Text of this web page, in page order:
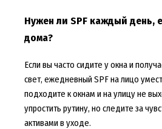
Нужен ли SPF каждый день,
дома?
Если вы часто сидите у окна и
свет, ежедневный SPF на лицо
подходите к окнам и на улицу не
упростить рутину, но следите за
активами в уходе.